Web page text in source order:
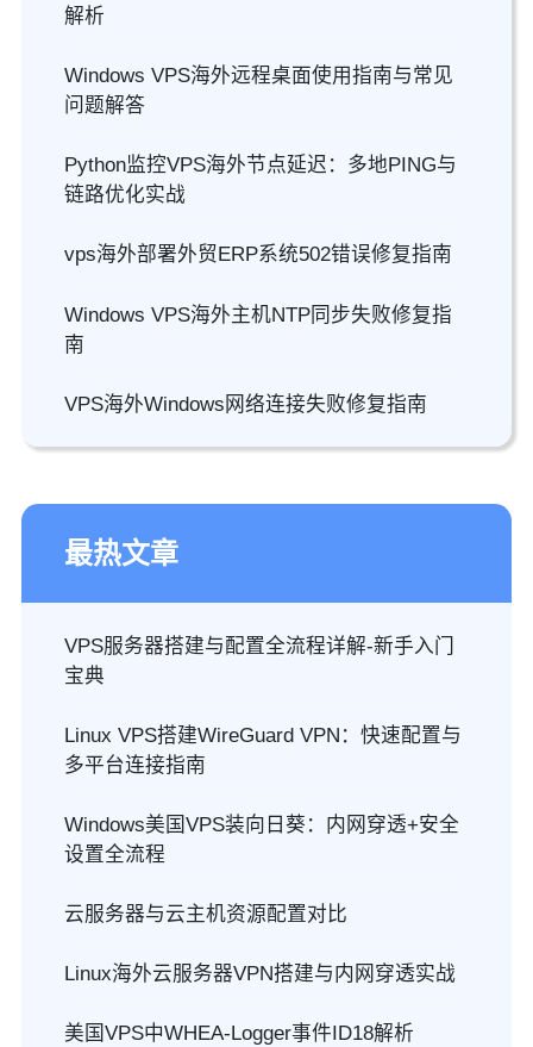
解析
Windows VPS海外远程桌面使用指南与常见
问题解答
Python监控VPS海外节点延迟：多地PING与
链路优化实战
vps海外部署外贸ERP系统502错误修复指南
Windows VPS海外主机NTP同步失败修复指
南
VPS海外Windows网络连接失败修复指南
最热文章
VPS服务器搭建与配置全流程详解-新手入门
宝典
Linux VPS搭建WireGuard VPN：快速配置与
多平台连接指南
Windows美国VPS装向日葵：内网穿透+安全
设置全流程
云服务器与云主机资源配置对比
Linux海外云服务器VPN搭建与内网穿透实战
美国VPS中WHEA-Logger事件ID18解析